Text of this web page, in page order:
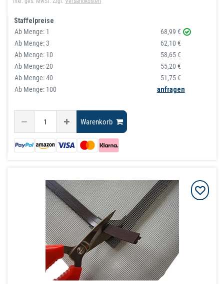
Staffelpreise
Ab Menge: 1
68,99 €
Ab Menge:3
62,10 €
Ab Menge: 10
58,65 €
Ab Menge:20
55,20 €
Ab Menge:40
51,75 €
Ab Menge: 100
anfragen
Warenkorb